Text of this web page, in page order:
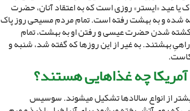
یا عید «ایستر» روزى است که به اعتقاد آنان، حضرت
شده و به بهشت رفته است. تمام مردم مسیحى روز پاک
شدن حضرت عیسى و رفتن او به بهشت، تمام
بهشتند. به غیر از این روزها که گفته شد، شنبه و
چه غذاهایى هستند؟
از انواع سالادها تشکیل مى‏شوند. سوسیس